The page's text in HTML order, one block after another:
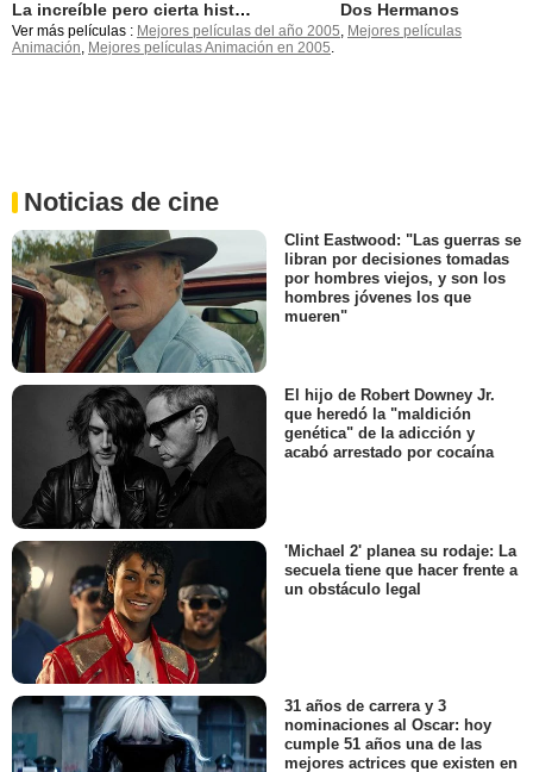
La increíble pero cierta historia de Caperucita Roja Dos Hermanos
Ver más películas : Mejores películas del año 2005, Mejores películas
Animación, Mejores películas Animación en 2005.
Noticias de cine
Clint Eastwood: "Las guerras se
libran por decisiones tomadas
por hombres viejos, y son los
hombres jóvenes los que
mueren"
El hijo de Robert Downey Jr.
que heredó la "maldición
genética" de la adicción y
acabó arrestado por cocaína
'Michael 2' planea su rodaje: La
secuela tiene que hacer frente a
un obstáculo legal
31 años de carrera y 3
nominaciones al Oscar: hoy
cumple 51 años una de las
mejores actrices que existen en